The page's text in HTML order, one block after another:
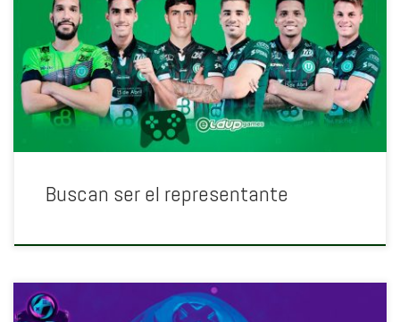
Buscan ser el representante